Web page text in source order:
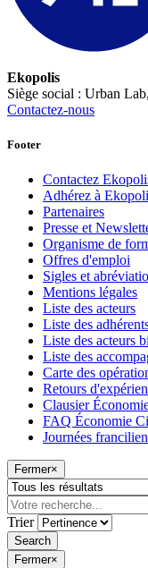
Ekopolis
Siège social : Urban
Contactez-nous
Footer
Contactez
Adhérez à
Partenaires
Presse et
Organisme de
Offres d'emploi
Sigles et
Mentions légales
Liste des acteurs
Liste des
Liste des acteurs
Liste des
Carte des
Retours
Clausier
FAQ Économie
Journées
Fermer×
Trier
Fermer×